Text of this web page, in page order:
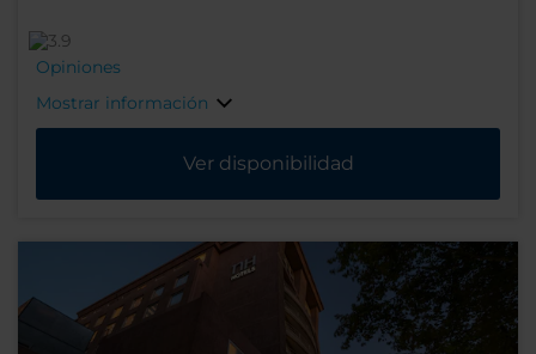
Opiniones
Mostrar información
Ver disponibilidad